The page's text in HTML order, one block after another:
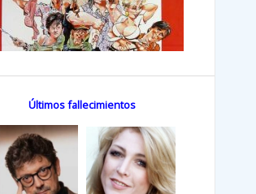
Últimos fallecimientos